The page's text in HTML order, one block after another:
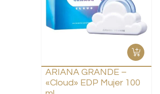
ARIANA GRANDE –
«Cloud» EDP Mujer 100